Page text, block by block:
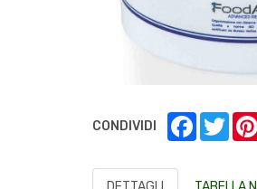
CONDIVIDI Facebook